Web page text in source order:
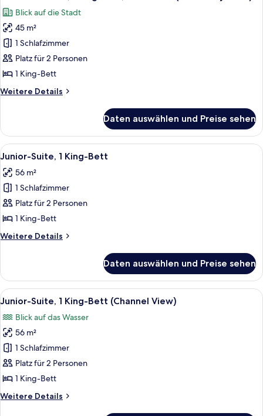
für
Classic-
Zimmer,
1 King-
Bett,
(Greenway
Blick auf die Stadt
45 m²
1 Schlafzimmer
Platz für 2 Personen
1 King-Bett
Weitere Details
Weitere
Zimmer,
1 King-
Bett,
(Greenway
View)
Daten auswählen und Preise sehen
Alle
Fotos
für
Junior-
Suite,
1 King-
Bett
anzeigen
Ein Hotelzimmer mit großem
7
Junior-Suite, 1 King-Bett
56 m²
1 Schlafzimmer
Platz für 2 Personen
1 King-Bett
Weitere Details
Weitere
Suite,
1 King-
Bett
Daten auswählen und Preise sehen
Alle
Fotos
für
Junior-
Suite,
1 King-
Bett
View)
Eine Uferstadt mit moderner
9
Junior-Suite, 1 King-Bett (Channel View)
Blick auf das Wasser
56 m²
1 Schlafzimmer
Platz für 2 Personen
1 King-Bett
Weitere Details
Weitere